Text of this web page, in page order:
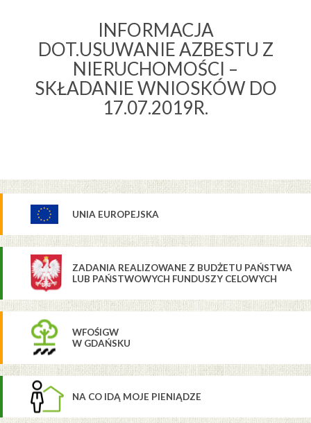
INFORMACJA
DOT.USUWANIE AZBESTU Z
NIERUCHOMOŚCI –
SKŁADANIE WNIOSKÓW DO
17.07.2019R.
UNIA EUROPEJSKA
ZADANIA REALIZOWANE Z BUDŻETU PAŃSTWA
LUB PAŃSTWOWYCH FUNDUSZY CELOWYCH
WFOŚIGW
W GDAŃSKU
NA CO IDĄ MOJE PIENIĄDZE